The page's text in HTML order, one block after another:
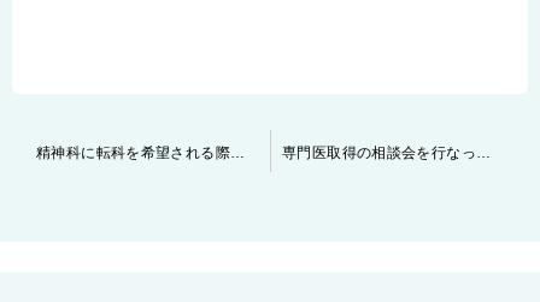
精神科に転科を希望される際のポイント